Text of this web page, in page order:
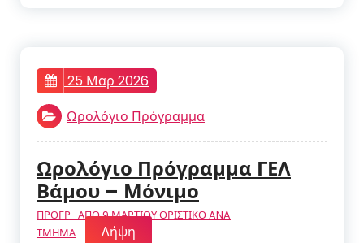
25 Μαρ 2026
Ωρολόγιο Πρόγραμμα
Ωρολόγιο Πρόγραμμα ΓΕΛ
Βάμου – Μόνιμο
ΠΡΟΓΡ_ΑΠΟ 9 ΜΑΡΤΙΟΥ ΟΡΙΣΤΙΚΟ ANA
ΤΜΗΜΑ
Λήψη